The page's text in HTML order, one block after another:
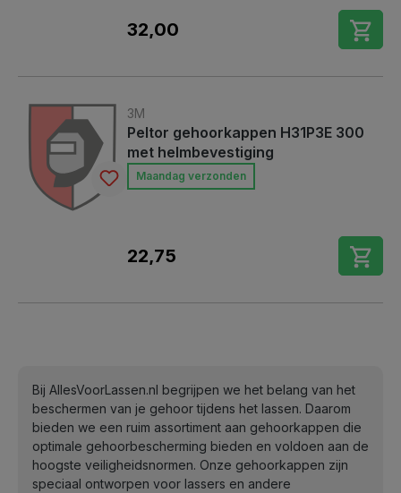
32,00
3M
Peltor gehoorkappen H31P3E 300
met helmbevestiging
Maandag verzonden
22,75
Bij AllesVoorLassen.nl begrijpen we het belang van het
beschermen van je gehoor tijdens het lassen. Daarom
bieden we een ruim assortiment aan gehoorkappen die
optimale gehoorbescherming bieden en voldoen aan de
hoogste veiligheidsnormen. Onze gehoorkappen zijn
speciaal ontworpen voor lassers en andere